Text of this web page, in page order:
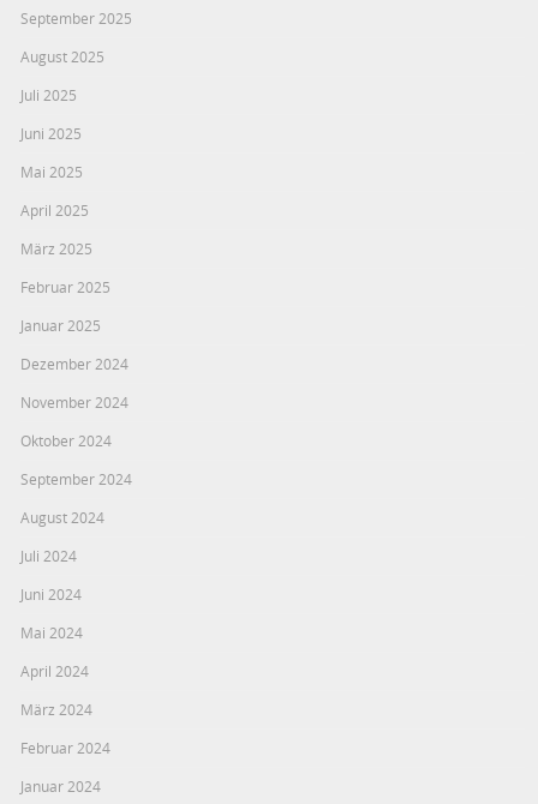
September 2025
August 2025
Juli 2025
Juni 2025
Mai 2025
April 2025
März 2025
Februar 2025
Januar 2025
Dezember 2024
November 2024
Oktober 2024
September 2024
August 2024
Juli 2024
Juni 2024
Mai 2024
April 2024
März 2024
Februar 2024
Januar 2024